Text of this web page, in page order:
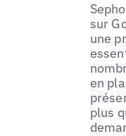
sur
une
en
plus